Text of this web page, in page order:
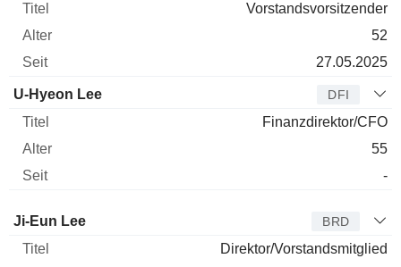
Vorstandsvorsitzender
52
27.05.2025
U-Hyeon Lee DFI
Finanzdirektor/CFO
55
-
Verwaltungsratsmitglied
Ji-Eun Lee BRD
Direktor/Vorstandsmitglied